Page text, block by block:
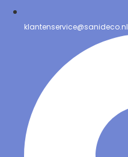
klantenservice@sanideco.nl